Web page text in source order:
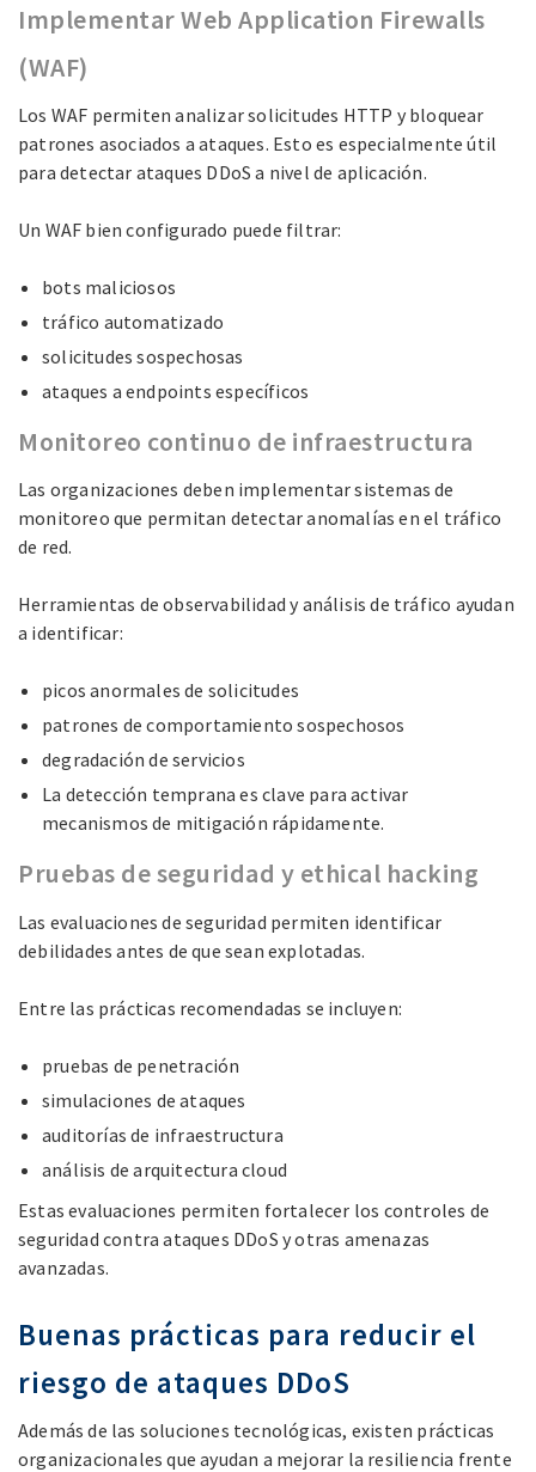
Implementar Web Application Firewalls
(WAF)
Los WAF permiten analizar solicitudes HTTP y bloquear
patrones asociados a ataques. Esto es especialmente útil
para detectar ataques DDoS a nivel de aplicación.
Un WAF bien configurado puede filtrar:
bots maliciosos
tráfico automatizado
solicitudes sospechosas
ataques a endpoints específicos
Monitoreo continuo de infraestructura
Las organizaciones deben implementar sistemas de
monitoreo que permitan detectar anomalías en el tráfico
de red.
Herramientas de observabilidad y análisis de tráfico ayudan
a identificar:
picos anormales de solicitudes
patrones de comportamiento sospechosos
degradación de servicios
La detección temprana es clave para activar
mecanismos de mitigación rápidamente.
Pruebas de seguridad y ethical hacking
Las evaluaciones de seguridad permiten identificar
debilidades antes de que sean explotadas.
Entre las prácticas recomendadas se incluyen:
pruebas de penetración
simulaciones de ataques
auditorías de infraestructura
análisis de arquitectura cloud
Estas evaluaciones permiten fortalecer los controles de
seguridad contra ataques DDoS y otras amenazas
avanzadas.
Buenas prácticas para reducir el
riesgo de ataques DDoS
Además de las soluciones tecnológicas, existen prácticas
organizacionales que ayudan a mejorar la resiliencia frente